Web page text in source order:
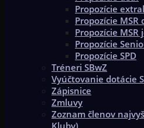
Propozície
Propozície MSR
Propozície
Propozície
Propozície SPD
Tréneri SBwZ
Vyúčtovanie dotácie
Zápisnice
Zmluvy
Zoznam členov